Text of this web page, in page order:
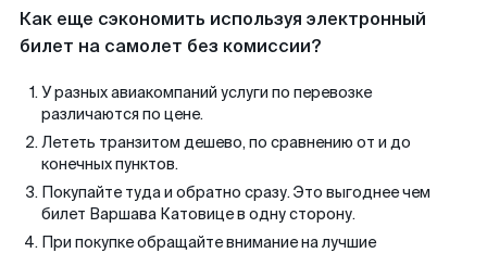
Как еще сэкономить используя электронный
билет на самолет без комиссии?
У разных авиакомпаний услуги по перевозке
различаются по цене.
Лететь транзитом дешево, по сравнению от и до
конечных пунктов.
Покупайте туда и обратно сразу. Это выгоднее чем
билет Варшава Катовице в одну сторону.
При покупке обращайте внимание на лучшие